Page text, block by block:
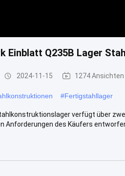
Einblatt Q235B Lager
2024-11-15 1274 Ansichten
#Fertigstahllager
verfügt über
Anforderungen des Käufers entworfen